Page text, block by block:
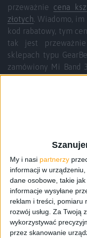
My i nasi partnerzy
informacji w
dane osobowe, takie
informacje wysyłane
reklam i treści, pomiaru
rozwój usług. Za Twoją
wykorzystywać
przez skanowanie
przeważnie cena
złotych. Wiadomo,
kod rabatowy, tym
tak jest
sklepach typu
zamówiony Mi Band
czekamy około 2-3
tak zamówić jeżeli
mi się, że w
Polsce, ale jeśli
znajdziemy tam
129 złotych, ale w
zmieniła). Biorąc
oznaczona jako
pochodzi z polskiej
zastanawiać nad
miesięczną